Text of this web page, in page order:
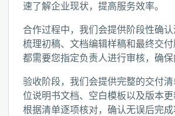
速了解企业现状，提高服务效率。
合作过程中，我们会提供阶段性确
梳理初稿、文档编辑样稿和最终交
都需要您指定负责人进行审核，确保
验收阶段，我们会提供完整的交付
位说明书文档、空白模板以及版本
根据清单逐项核对，确认无误后完成